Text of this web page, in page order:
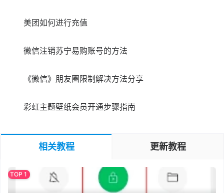
美团如何进行充值
微信注销苏宁易购账号的方法
《微信》朋友圈限制解决方法分享
彩虹主题壁纸会员开通步骤指南
相关教程 更新教程